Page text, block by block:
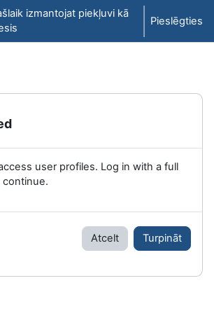
izmantojat piekļuvi kā
Pieslēgties
user profiles. Log in with a full
Atcelt Turpināt